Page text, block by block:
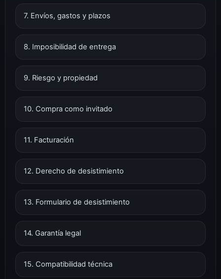
7. Envíos, gastos y plazos
8. Imposibilidad de entrega
9. Riesgo y propiedad
10. Compra como invitado
11. Facturación
12. Derecho de desistimiento
13. Formulario de desistimiento
14. Garantía legal
15. Compatibilidad técnica